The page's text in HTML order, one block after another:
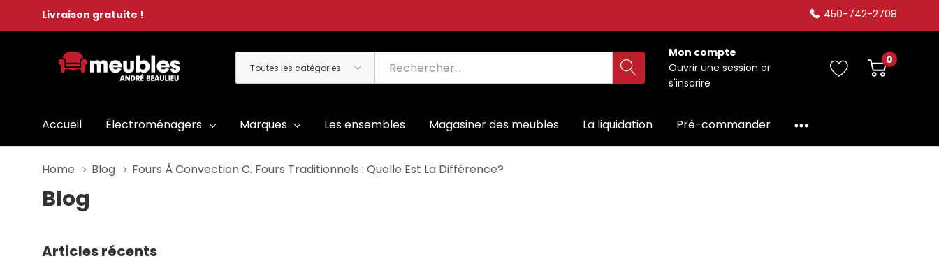
Livraison gratuite ! 450-742-2708
Toutes
les
Rechercher
Mon compte
Ouvrir une session or
s'inscrire
0
Accueil Électroménagers Marques Les ensembles Magasiner des meubles La liquidation Pré-commander
Home Blog Fours À Convection C. Fours Traditionnels : Quelle Est La Différence?
Blog
Articles récents